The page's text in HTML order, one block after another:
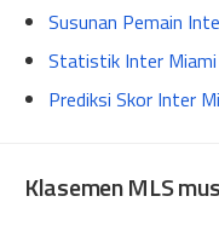
Susunan Pemain
Statistik Inter
Prediksi Skor Inter
Klasemen MLS